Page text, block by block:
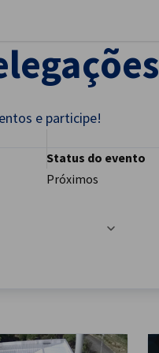
e participe!
com sucesso
Status do evento
Próximos